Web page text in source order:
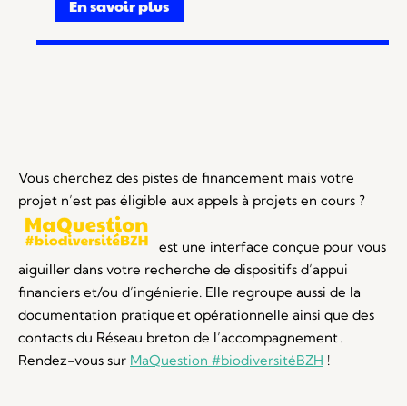
En savoir plus
Vous cherchez des pistes de financement mais votre
projet n’est pas éligible aux appels à projets en cours ?
est une interface conçue pour vous
aiguiller dans votre recherche de dispositifs d’appui
financiers et/ou d’ingénierie. Elle regroupe aussi de la
documentation pratique et opérationnelle ainsi que des
contacts du Réseau breton de l’accompagnement .
Rendez-vous sur MaQuestion #biodiversitéBZH !